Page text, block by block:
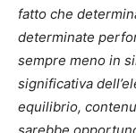
fatto che
determinate
sempre meno in
significativa
equilibrio,
sarebbe